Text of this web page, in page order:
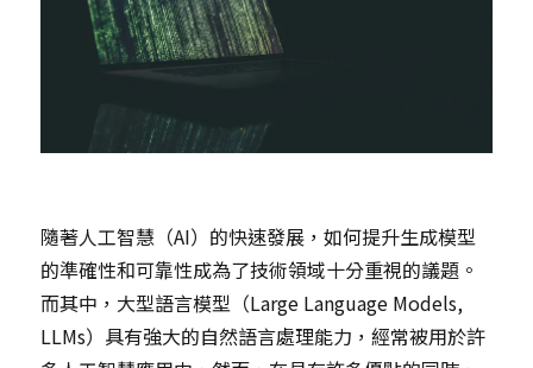
隨著人工智慧（AI）的快速發展，如何提升生成模型
的準確性和可靠性成為了技術領域十分重視的議題。
而其中，大型語言模型（Large Language Models,
LLMs）具有強大的自然語言處理能力，經常被用於許